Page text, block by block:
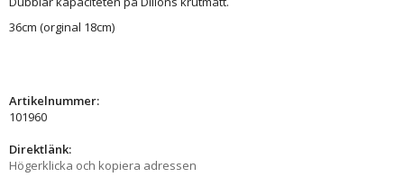
36cm (orginal 18cm)
Artikelnummer:
101960
Direktlänk:
Högerklicka och kopiera adressen